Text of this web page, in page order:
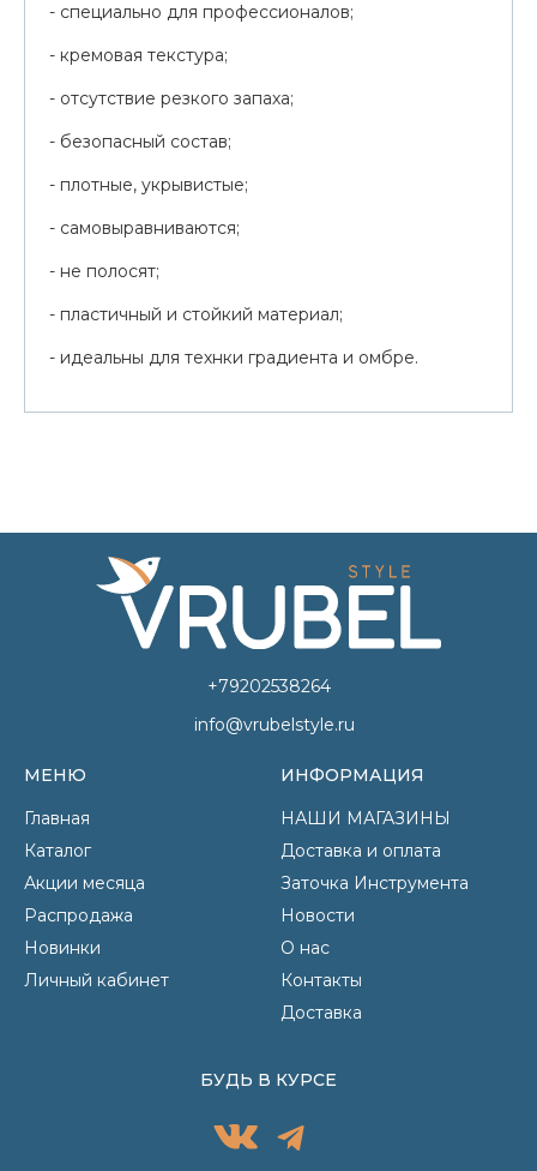
- специально для профессионалов;
- кремовая текстура;
- отсутствие резкого запаха;
- безопасный состав;
- плотные, укрывистые;
- самовыравниваются;
- не полосят;
- пластичный и стойкий материал;
- идеальны для технки градиента и омбре.
+79202538264
info@vrubelstyle.ru
МЕНЮ
Главная
Каталог
Акции месяца
Распродажа
Новинки
Личный кабинет
ИНФОРМАЦИЯ
НАШИ МАГАЗИНЫ
Доставка и оплата
Заточка Инструмента
Новости
О нас
Контакты
Доставка
БУДЬ В КУРСЕ